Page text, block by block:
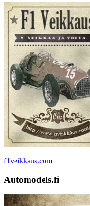
f1veikkaus.com
Automodels.fi